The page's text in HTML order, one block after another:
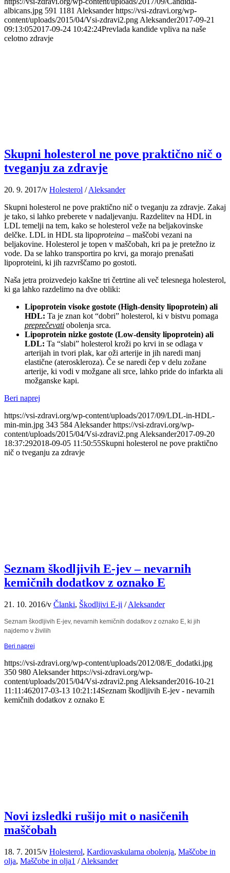
albicans.jpg 591 1181 Aleksander https://vsi-zdravi.org/wp-
content/uploads/2015/04/Vsi-zdravi2.png Aleksander2017-09-21
09:13:052017-09-24 10:42:24Prevlada kandide vpliva na naše
celotno zdravje
Skupni holesterol ne pove praktično nič o
tveganju za zdravje
20. 9. 2017/v Holesterol / Aleksander
Skupni holesterol ne pove praktično nič o tveganju za zdravje. Zakaj
je tako, si lahko preberete v nadaljevanju. Razdelitev na HDL in
LDL temelji na tem, kako se holesterol veže na beljakovinske
delčke. LDL in HDL sta lipoproteina – maščobi vezani na
beljakovine. Holesterol je topen v maščobah, kri pa je pretežno iz
vode. Da se lahko transportira po krvi, ga morajo prenašati
lipoproteini, ki jih razvrščamo po gostoti.
Naša jetra proizvedejo kakšne tri četrtine ali več telesnega holesterol,
ki ga lahko razdelimo na dve obliki:
Lipoprotein visoke gostote (High-density lipoprotein) ali
HDL: Ta je znan kot “dobri” holesterol, ki v bistvu pomaga
preprečevati obolenja srca.
Lipoprotein nizke gostote (Low-density lipoprotein) ali
LDL: Ta “slabi” holesterol kroži po krvi in se odlaga v
arterijah in tvori plak, kar oži arterije in jih naredi manj
elastične (ateroskleroza). Če se naredi čep v delu zožane
arterije, ki vodi v možgane ali srce, lahko pride do infarkta ali
možganske kapi.
Beri naprej
https://vsi-zdravi.org/wp-content/uploads/2017/09/LDL-in-HDL-
min-min.jpg 343 584 Aleksander https://vsi-zdravi.org/wp-
content/uploads/2015/04/Vsi-zdravi2.png Aleksander2017-09-20
18:37:292018-09-05 11:50:55Skupni holesterol ne pove praktično
nič o tveganju za zdravje
Seznam škodljivih E-jev – nevarnih
kemičnih dodatkov z oznako E
21. 10. 2016/v Članki, Škodljivi E-ji / Aleksander
Seznam škodljivih E-jev, nevarnih kemičnih dodatkov z oznako E, ki jih
najdemo v živilih
Beri naprej
https://vsi-zdravi.org/wp-content/uploads/2012/08/E_dodatki.jpg
350 980 Aleksander https://vsi-zdravi.org/wp-
content/uploads/2015/04/Vsi-zdravi2.png Aleksander2016-10-21
11:11:462017-03-13 10:21:14Seznam škodljivih E-jev - nevarnih
kemičnih dodatkov z oznako E
Novi izsledki rušijo mit o nasičenih
maščobah
18. 7. 2015/v Holesterol, Kardiovaskularna obolenja, Maščobe in
olja, Maščobe in olja1 / Aleksander